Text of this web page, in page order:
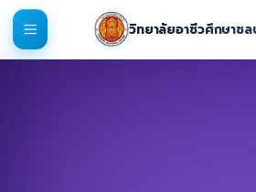
วิทยาลัยอาชีวศึกษาช